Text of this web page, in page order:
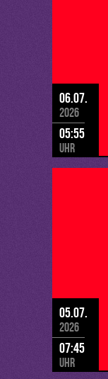
06.07.
2026
05:55
Uhr
05.07.
2026
07:45
Uhr